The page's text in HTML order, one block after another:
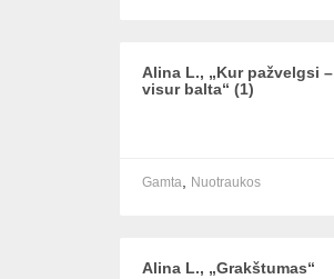
Alina L., „Kur pažvelgsi –
visur balta“ (1)
Gamta, Nuotraukos
Alina L., „Grakštumas“